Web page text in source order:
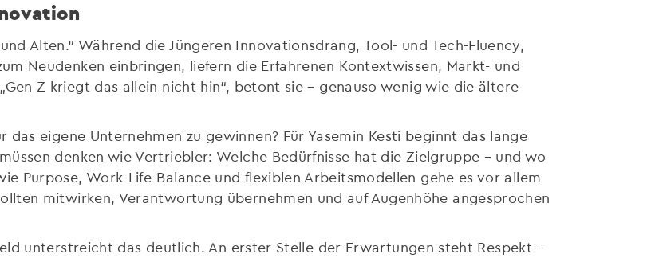
Alten.“ Während die Jüngeren Innovationsdrang, Tool- und Tech-Fluency,
Neudenken einbringen, liefern die Erfahrenen Kontextwissen, Markt- und
Z kriegt das allein nicht hin“, betont sie – genauso wenig wie die ältere
eigene Unternehmen zu gewinnen? Für Yasemin Kesti beginnt das lange
denken wie Vertriebler: Welche Bedürfnisse hat die Zielgruppe – und wo
Purpose, Work-Life-Balance und flexiblen Arbeitsmodellen gehe es vor allem
mitwirken, Verantwortung übernehmen und auf Augenhöhe angesprochen
unterstreicht das deutlich. An erster Stelle der Erwartungen steht Respekt –